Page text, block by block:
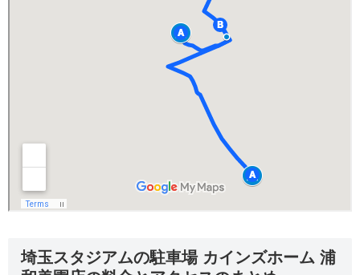
埼玉スタジアムの駐車場 カインズホーム 浦